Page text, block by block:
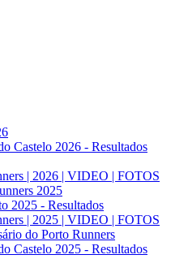
Castelo 2026 - Resultados
| 2026 | VIDEO | FOTOS
2025
2025 - Resultados
| 2025 | VIDEO | FOTOS
do Porto Runners
Castelo 2025 - Resultados